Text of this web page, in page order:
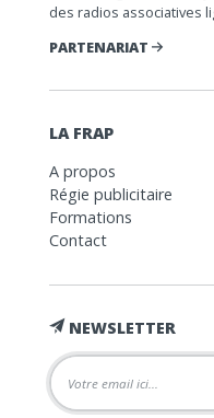
des radios associatives
PARTENARIAT
LA FRAP
A propos
Régie publicitaire
Formations
Contact
NEWSLETTER